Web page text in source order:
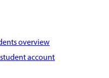
overview
account